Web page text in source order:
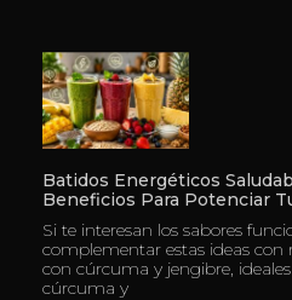
Batidos Energéticos
Beneficios Para Potenciar
Si te interesan los sabores
complementar estas ideas con
con cúrcuma y jengibre,
cúrcuma y